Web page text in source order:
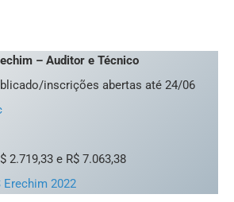
– Auditor e Técnico
inscrições abertas até 24/06
2.719,33 e R$ 7.063,38
Erechim 2022